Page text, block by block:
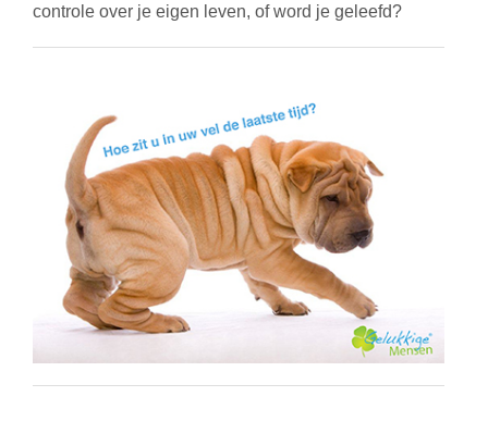
controle over je eigen leven, of word je geleefd?